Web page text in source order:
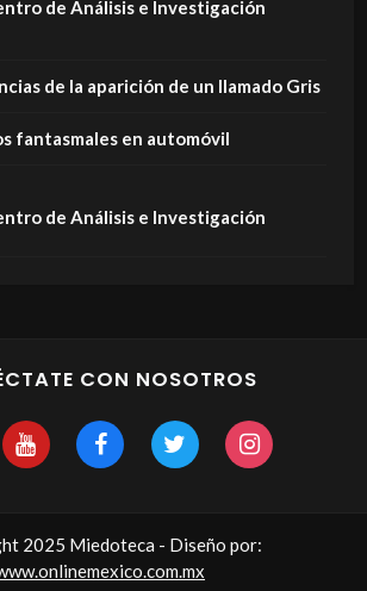
de Análisis e Investigación
de la aparición de un llamado Gris
fantasmales en automóvil
de Análisis e Investigación
CON NOSOTROS
2025 Miedoteca - Diseño por: